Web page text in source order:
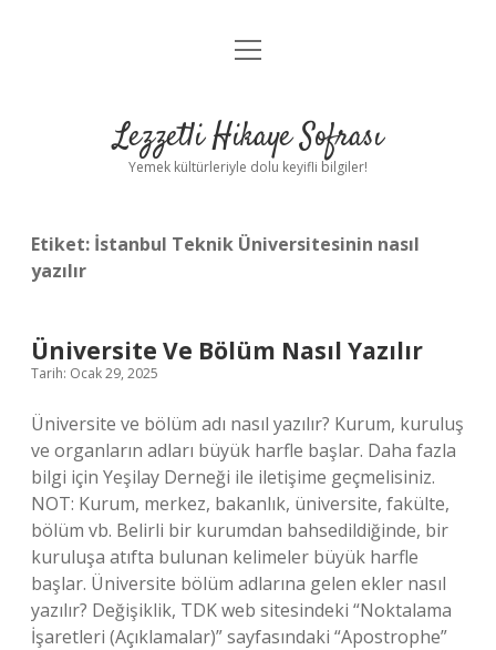
Anasayfa
Yasal Uyarı
menüyü
Lezzetli Hikaye Sofrası
Yemek kültürleriyle dolu keyifli bilgiler!
Etiket: İstanbul Teknik Üniversitesinin nasıl
yazılır
Üniversite Ve Bölüm Nasıl Yazılır
Tarih: Ocak 29, 2025
Üniversite ve bölüm adı nasıl yazılır? Kurum, kuruluş
ve organların adları büyük harfle başlar. Daha fazla
bilgi için Yeşilay Derneği ile iletişime geçmelisiniz.
NOT: Kurum, merkez, bakanlık, üniversite, fakülte,
bölüm vb. Belirli bir kurumdan bahsedildiğinde, bir
kuruluşa atıfta bulunan kelimeler büyük harfle
başlar. Üniversite bölüm adlarına gelen ekler nasıl
yazılır? Değişiklik, TDK web sitesindeki “Noktalama
İşaretleri (Açıklamalar)” sayfasındaki “Apostrophe”